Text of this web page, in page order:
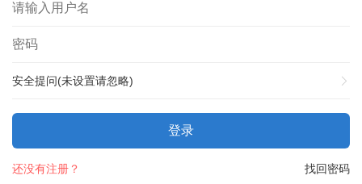
安全提问(未设置请忽略)
登录
找回密码
还没有注册？